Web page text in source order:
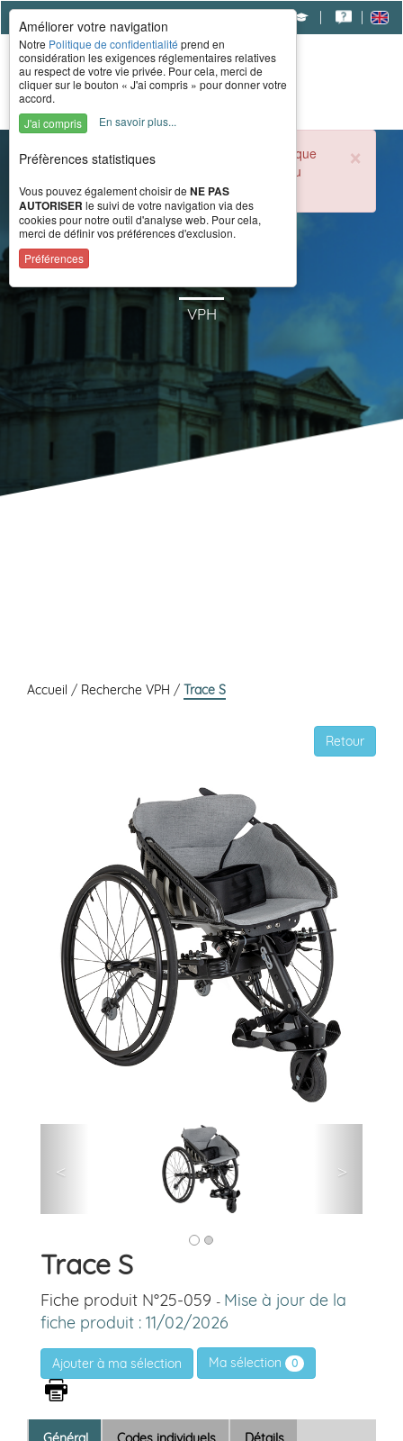
×
Durant la période estivale, l'accueil téléphonique
du CERAH est ouvert de 8h à 16h du lundi au
vendredi.
VPH
Accueil / Recherche VPH / Trace S
Retour
< >
Trace S
Fiche produit N°25-059 - Mise à jour de la
fiche produit : 11/02/2026
Ma sélection 0
Améliorer votre navigation
Notre Politique de confidentialité prend en
considération les exigences réglementaires relatives
au respect de votre vie privée. Pour cela, merci de
cliquer sur le bouton « J'ai compris » pour donner votre
accord.
J'ai compris
En savoir plus...
Préfèrences statistiques
Vous pouvez également choisir de NE PAS
AUTORISER le suivi de votre navigation via des
cookies pour notre outil d'analyse web. Pour cela,
merci de définir vos préférences d'exclusion.
Préférences